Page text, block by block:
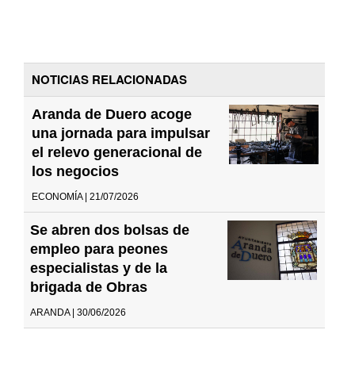
NOTICIAS RELACIONADAS
Aranda de Duero acoge
una jornada para impulsar
el relevo generacional de
los negocios
ECONOMÍA | 21/07/2026
Se abren dos bolsas de
empleo para peones
especialistas y de la
brigada de Obras
ARANDA | 30/06/2026